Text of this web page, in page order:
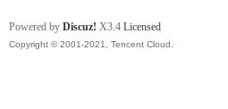
Powered by Discuz! X3.4 Licensed
Copyright © 2001-2021, Tencent Cloud.